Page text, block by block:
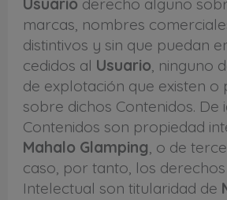
marcas, nombres
distintivos y sin que puedan
cedidos al Usuario , ninguno
de explotación que existen o
sobre dichos Contenidos. De
Contenidos son propiedad
Mahalo Glamping , o de
caso, por tanto, los
Intelectual son titularidad de